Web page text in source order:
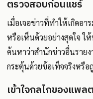
ตรวจสอบก่อนแชร์
เมื่อเจอข่าวที่ทำให้เกิดอ
หรือเห็นด้วยอย่างสุดใจ
ค้นหาว่าสำนักข่าวอื่นรายง
กระตุ้นด้วยข้อเท็จจริงหรื
เข้าใจกลไกของแพ